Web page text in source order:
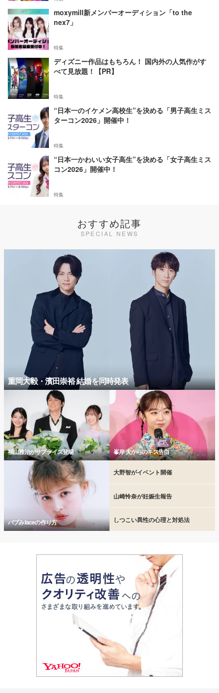
moxymill新メンバーオーディション「to the
nex7」
特集
ディズニー作品はもちろん！ 国内外の人気作がす
べて見放題！【PR】
特集
“日本一のイケメン高校生”を決める「男子高生ミス
ターコン2026」開催中！
特集
“日本一かわいい女子高生”を決める「女子高生ミス
コン2026」開催中！
特集
おすすめ記事
SPECIAL NEWS
重岡大毅・濱田崇裕 結婚を同時発表
福山雅治がサプライズ登場 峯岸 夫からのキス告白
バブみfaceの作り方
大野智がイベント開催
山崎怜奈が妊娠生報告
しつこい異性の心理と対処法